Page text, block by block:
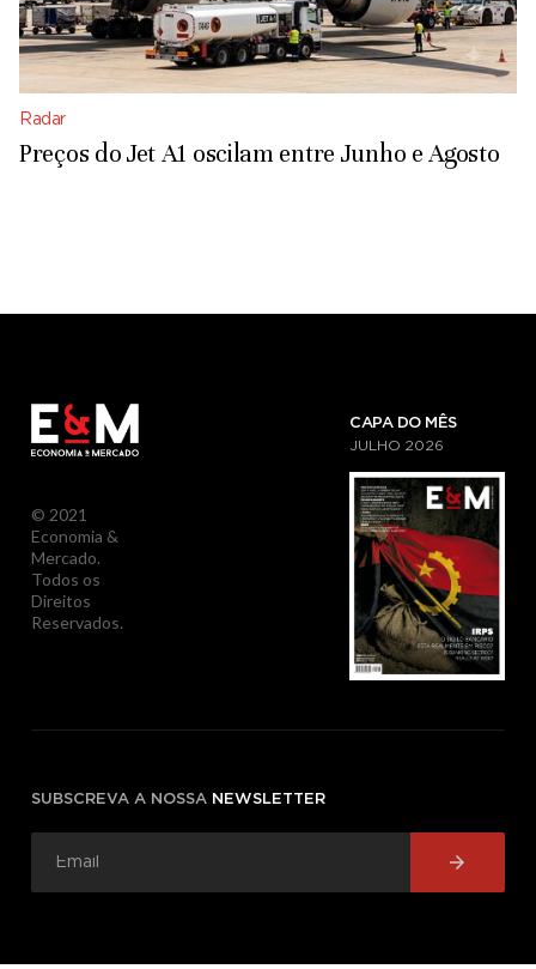
Radar
Preços do Jet A1 oscilam entre Junho e Agosto
© 2021
Economia &
Mercado.
Todos os
Direitos
Reservados.
CAPA DO MÊS
JULHO 2026
SUBSCREVA A NOSSA NEWSLETTER